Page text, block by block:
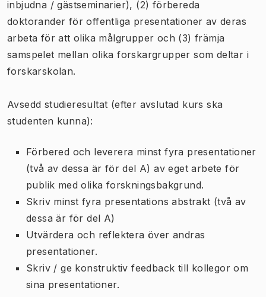
inbjudna / gästseminarier), (2) förbereda
doktorander för offentliga presentationer av deras
arbeta för att olika målgrupper och (3) främja
samspelet mellan olika forskargrupper som deltar i
forskarskolan.
Avsedd studieresultat (efter avslutad kurs ska
studenten kunna):
Förbered och leverera minst fyra presentationer
(två av dessa är för del A) av eget arbete för
publik med olika forskningsbakgrund.
Skriv minst fyra presentations abstrakt (två av
dessa är för del A)
Utvärdera och reflektera över andras
presentationer.
Skriv / ge konstruktiv feedback till kollegor om
sina presentationer.